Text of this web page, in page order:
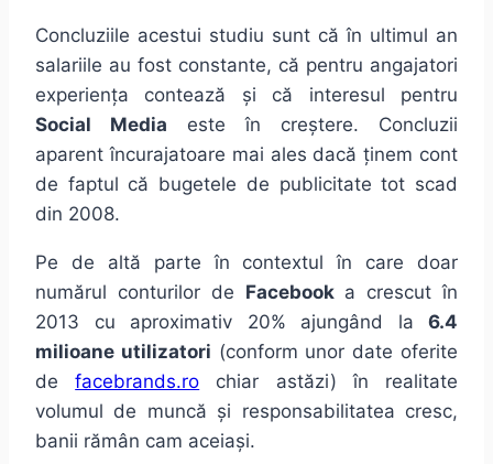
Concluziile acestui studiu sunt că în ultimul an
salariile au fost constante, că pentru angajatori
experiența contează și că interesul pentru
Social Media este în creștere. Concluzii
aparent încurajatoare mai ales dacă ținem cont
de faptul că bugetele de publicitate tot scad
din 2008.
Pe de altă parte în contextul în care doar
numărul conturilor de Facebooka crescut în
2013 cu aproximativ 20% ajungând la 6.4
milioane utilizatori (conform unor date oferite
defacebrands.ro chiar astăzi) în realitate
volumul de muncă și responsabilitatea cresc,
banii rămân cam aceiași.